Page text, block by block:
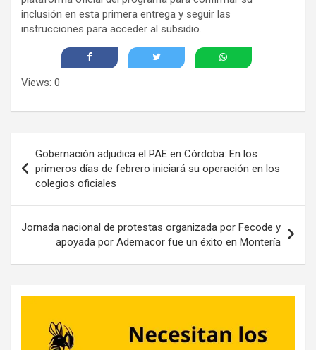
inclusión en esta primera entrega y seguir las
instrucciones para acceder al subsidio.
Views: 0
de
entradas
Gobernación adjudica el PAE en Córdoba: En los
primeros días de febrero iniciará su operación en los
colegios oficiales
Jornada nacional de protestas organizada por Fecode y
apoyada por Ademacor fue un éxito en Montería